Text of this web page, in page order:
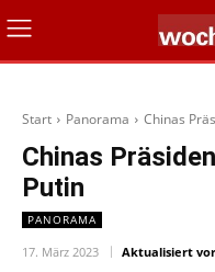
Start Panorama Chinas
Chinas
Putin
PANORAMA
17. März 2023 Aktualisiert